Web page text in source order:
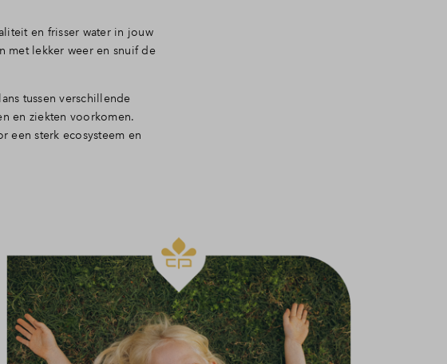
en frisser water in jouw
met lekker weer en snuif de
tussen verschillende
en ziekten voorkomen.
een sterk ecosysteem en